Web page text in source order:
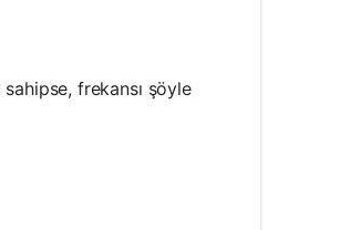
frekansı şöyle
\text{Hz}